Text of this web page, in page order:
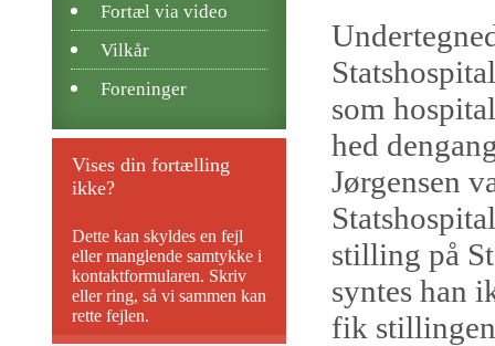
som
hed
Jørgensen
stilling på
syntes han
fik
Fortæl via video
Vilkår
Foreninger
Vises din fortælling
ikke?
Dette kan skyldes en fejl
eller manglende samtykke i
kontaktformularen. Skriv
eller ring, så vi sammen kan
rette fejlen.